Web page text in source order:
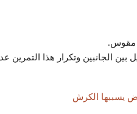
مقوس.